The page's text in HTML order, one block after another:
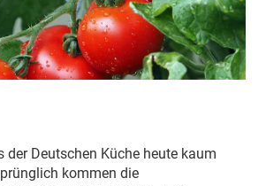
der Deutschen Küche heute kaum
kommen die